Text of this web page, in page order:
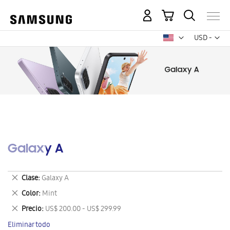
USD -
dólar
Mi carrito
Galaxy A
Clase Galaxy A
Eliminar
este
artículo
Color Mint
Eliminar
este
artículo
Precio US$ 200.00 - US$ 299.99
Eliminar
este
Eliminar todo